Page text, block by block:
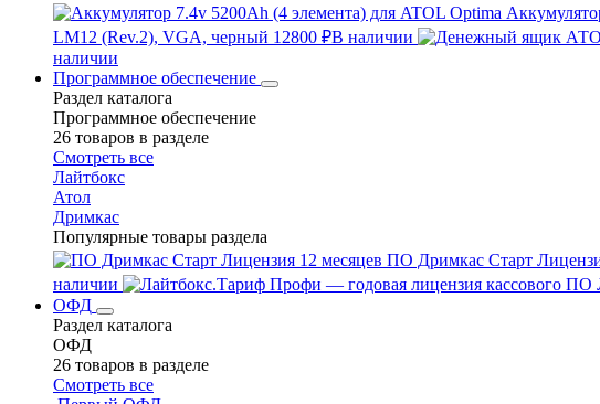
LM12 (Rev.2), VGA, черный 12800 ₽В наличии
наличии
Программное обеспечение
Раздел каталога
Программное обеспечение
26 товаров в разделе
Смотреть все
Лайтбокс
Атол
Дримкас
Популярные товары раздела
ПО Дримкас Старт
наличии
ОФД
Раздел каталога
ОФД
26 товаров в разделе
Смотреть все